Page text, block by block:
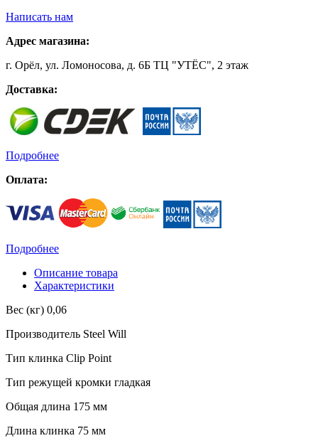
Написать нам
Адрес магазина:
г. Орёл, ул. Ломоносова, д. 6Б ТЦ "УТЁС", 2 этаж
Доставка:
Подробнее
Оплата:
Подробнее
Описание товара
Характеристики
Вес (кг) 0,06
Производитель Steel Will
Тип клинка Clip Point
Тип режущей кромки гладкая
Общая длина 175 мм
Длина клинка 75 мм